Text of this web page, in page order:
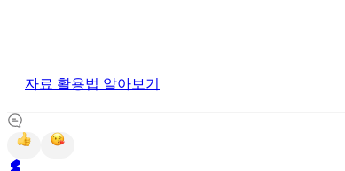
자료 활용법 알아보기